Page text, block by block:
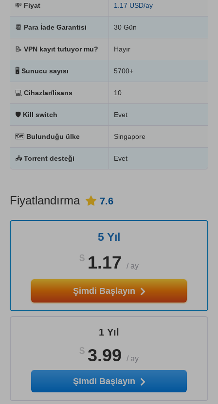
💸 Fiyat 1.17 USD/ay
📆 Para İade Garantisi 30 Gün
📝 VPN kayıt tutuyor mu? Hayır
🖥 Sunucu sayısı 5700+
💻 Cihazlar/lisans 10
🛡 Kill switch Evet
🗺 Bulunduğu ülke Singapore
📥 Torrent desteği Evet
Fiyatlandırma 7.6
5 Yıl
$ 1.17 / ay
Şimdi Başlayın
1 Yıl
$ 3.99 / ay
Şimdi Başlayın